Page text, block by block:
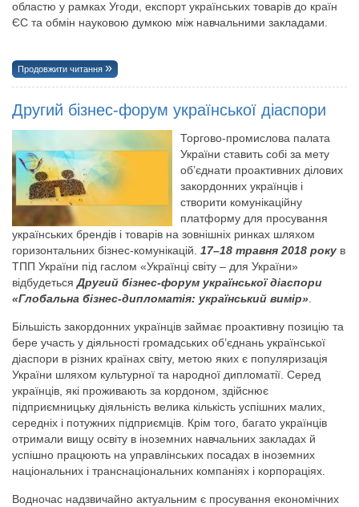
областю у рамках Угоди, експорт українських товарів до країн
ЄС та обмін науковою думкою між навчальними закладами.
Продовжити читання
Другий бізнес-форум української діаспори
Торгово-промислова палата
України ставить собі за мету
об’єднати проактивних ділових
закордонних українців і
створити комунікаційну
платформу для просування
українських брендів і товарів на зовнішніх ринках шляхом
горизонтальних бізнес-комунікацій. 17–18 травня 2018 року в
ТПП України під гаслом «Українці світу – для України»
відбудетьсяДругий бізнес-форум української діаспори
«Глобальна бізнес-дипломатія: український вимір»
Більшість закордонних українців займає проактивну позицію та
бере участь у діяльності громадських об’єднань української
діаспори в різних країнах світу, метою яких є популяризація
України шляхом культурної та народної дипломатії. Серед
українців, які проживають за кордоном, здійснює
підприємницьку діяльність велика кількість успішних малих,
середніх і потужних підприємців. Крім того, багато українців
отримали вищу освіту в іноземних навчальних закладах й
успішно працюють на управлінських посадах в іноземних
національних і транснаціональних компаніях і корпораціях.
Водночас надзвичайно актуальним є просування економічних